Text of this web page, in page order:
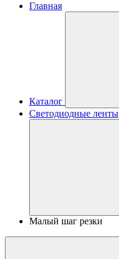
Главная
Каталог
Светодиодные ленты
Малый шаг резки